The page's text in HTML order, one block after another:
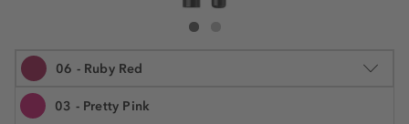
youstar Contour Lips Lipliner
06 - Ruby Red
03 - Pretty Pink